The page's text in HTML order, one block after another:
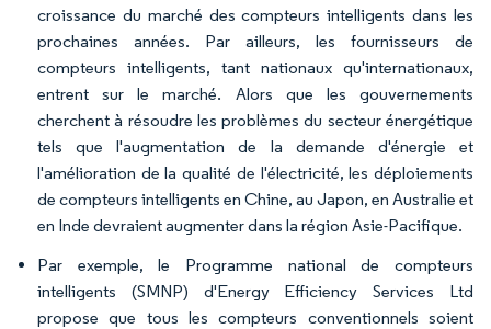
croissance du marché des compteurs intelligents dans les
prochaines années. Par ailleurs, les fournisseurs de
compteurs intelligents, tant nationaux qu'internationaux,
entrent sur le marché. Alors que les gouvernements
cherchent à résoudre les problèmes du secteur énergétique
tels que l'augmentation de la demande d'énergie et
l'amélioration de la qualité de l'électricité, les déploiements
de compteurs intelligents en Chine, au Japon, en Australie et
en Inde devraient augmenter dans la région Asie-Pacifique.
Par exemple, le Programme national de compteurs
intelligents (SMNP) d'Energy Efficiency Services Ltd
propose que tous les compteurs conventionnels soient